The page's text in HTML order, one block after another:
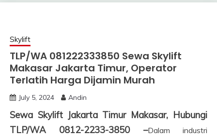
Skylift
TLP/WA 081222333850 Sewa Skylift
Makasar Jakarta Timur, Operator
Terlatih Harga Dijamin Murah
July 5, 2024 Andin
Sewa Skylift Jakarta Timur Makasar, Hubungi
TLP/WA 0812-2233-3850 –Dalam industri